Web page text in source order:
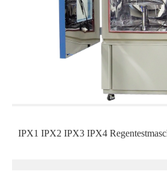
IPX1 IPX2 IPX3 IPX4